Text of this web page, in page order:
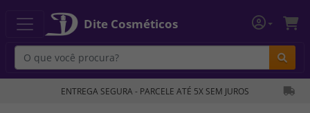
Dite Cosméticos
ENTREGA SEGURA - PARCELE ATÉ 5X SEM JUROS